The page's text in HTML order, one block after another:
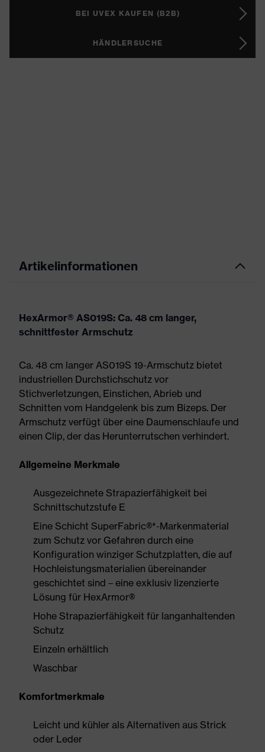
BEI UVEX KAUFEN (B2B)
HÄNDLERSUCHE
Artikelinformationen
HexArmor® AS019S: Ca. 48 cm langer,
schnittfester Armschutz
Ca. 48 cm langer AS019S 19-Armschutz bietet
industriellen Durchstichschutz vor
Stichverletzungen, Einstichen, Abrieb und
Schnitten vom Handgelenk bis zum Bizeps. Der
Armschutz verfügt über eine Daumenschlaufe und
einen Clip, der das Herunterrutschen verhindert.
Allgemeine Merkmale
Ausgezeichnete Strapazierfähigkeit bei
Schnittschutzstufe E
Eine Schicht SuperFabric®*-Markenmaterial
zum Schutz vor Gefahren durch eine
Konfiguration winziger Schutzplatten, die auf
Hochleistungsmaterialien übereinander
geschichtet sind – eine exklusiv lizenzierte
Lösung für HexArmor®
Hohe Strapazierfähigkeit für langanhaltenden
Schutz
Einzeln erhältlich
Waschbar
Komfortmerkmale
Leicht und kühler als Alternativen aus Strick
oder Leder